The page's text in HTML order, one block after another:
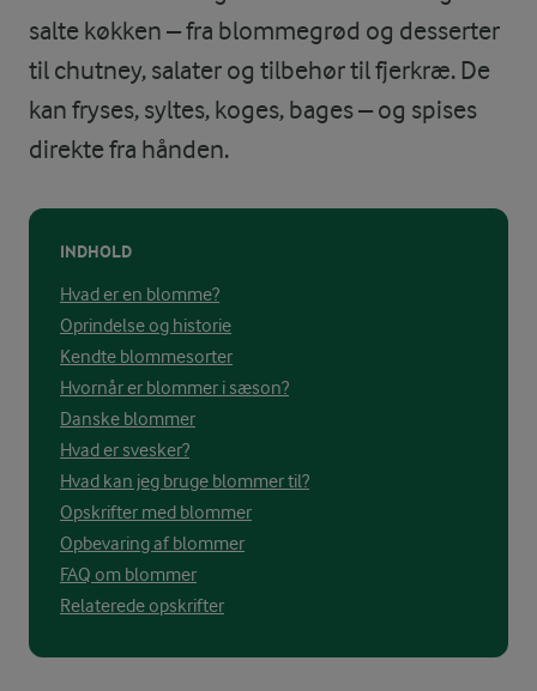
salte køkken – fra blommegrød og desserter
til chutney, salater og tilbehør til fjerkræ. De
kan fryses, syltes, koges, bages – og spises
direkte fra hånden.
INDHOLD
Hvad er en blomme?
Oprindelse og historie
Kendte blommesorter
Hvornår er blommer i sæson?
Danske blommer
Hvad er svesker?
Hvad kan jeg bruge blommer til?
Opskrifter med blommer
Opbevaring af blommer
FAQ om blommer
Relaterede opskrifter